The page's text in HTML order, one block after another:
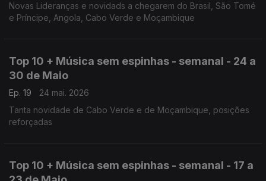
Novas Lideranças e novidads a chegarem do Brasil, São Tomé
e Príncipe, Angola, Cabo Verde e Moçambique
Top 10 + Música sem espinhas - semanal - 24 a
30 de Maio
Ep. 19
24 mai. 2026
Tanta novidade de Cabo Verde e de Moçambique, posições
reforçadas
Top 10 + Música sem espinhas - semanal - 17 a